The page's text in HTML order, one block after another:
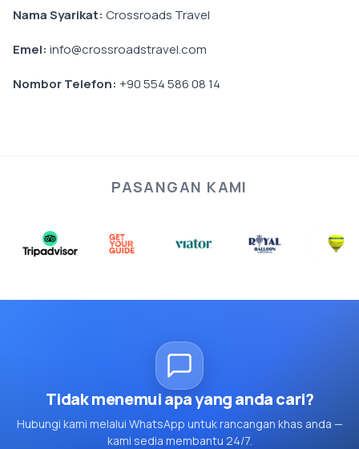
Nama Syarikat: Crossroads Travel
Emel: info@crossroadstravel.com
Nombor Telefon: +90 554 586 08 14
PASANGAN KAMI
Tidak menemui apa yang anda cari?
Hubungi kami melalui WhatsApp untuk rancangan khas anda —
kami sedia membantu 24/7.